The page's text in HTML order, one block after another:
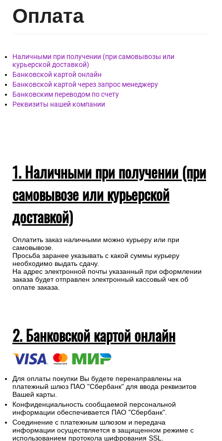
Оплата
Наличными при получении (при самовывозы или
курьерской доставкой)
Банковской картой онлайн
Банковской картой через запрос менеджеру
Банковским переводом по счету
Реквизиты нашей компании
1. Наличными при получении (при
самовывозе или курьерской
доставкой)
Оплатить заказ наличными можно курьеру или при
самовывозе.
Просьба заранее указывать с какой суммы курьеру
необходимо выдать сдачу.
На адрес электронной почты указанный при оформлении
заказа будет отправлен электронный кассовый чек об
оплате заказа.
2. Банковской картой онлайн
Для оплаты покупки Вы будете перенаправлены на
платежный шлюз ПАО "Сбербанк" для ввода реквизитов
Вашей карты.
Конфиденциальность сообщаемой персональной
информации обеспечивается ПАО "Сбербанк".
Соединение с платежным шлюзом и передача
информации осуществляется в защищенном режиме с
использованием протокола шифрования SSL.